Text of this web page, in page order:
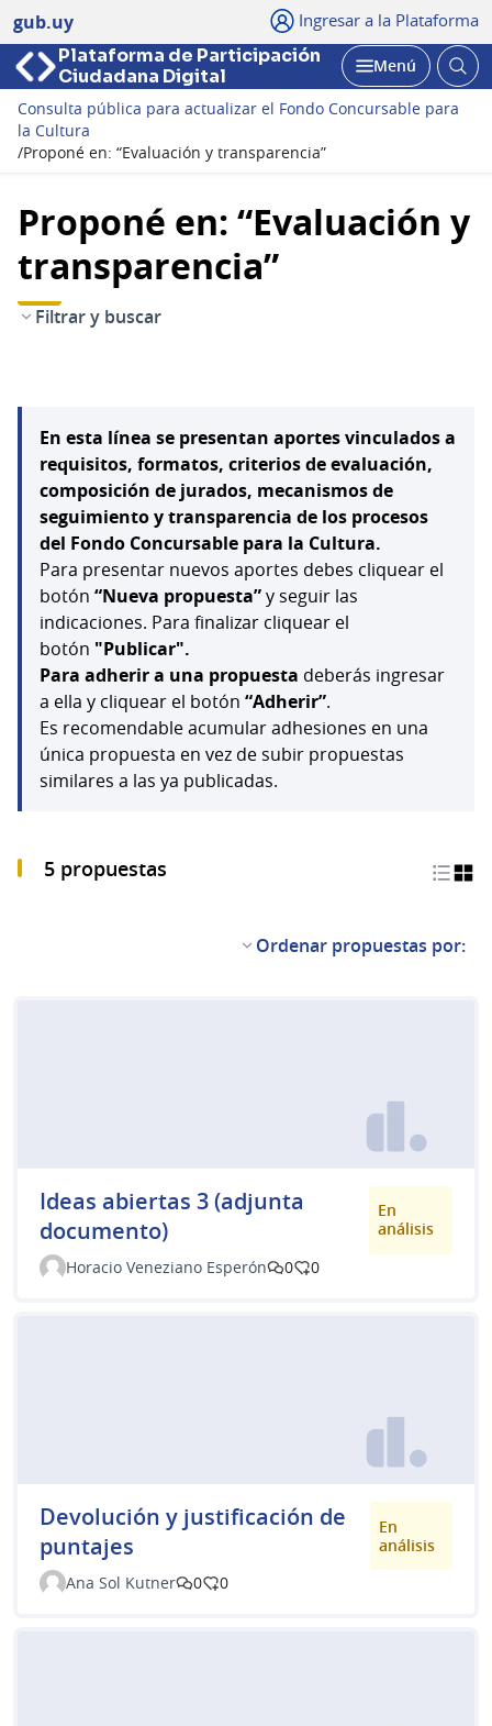
gub.uy Ingresar a la Plataforma
Plataforma de Participación
Ciudadana Digital
Abrir
Menú
Consulta pública para actualizar el Fondo Concursable para
la Cultura
/Proponé en: “Evaluación y transparencia”
Proponé en: “Evaluación y
transparencia”
Filtrar y buscar
En esta línea se presentan aportes vinculados a
requisitos, formatos, criterios de evaluación,
composición de jurados, mecanismos de
seguimiento y transparencia de los procesos
del Fondo Concursable para la Cultura.
Para presentar nuevos aportes debes cliquear el
botón “Nueva propuesta”y seguir las
indicaciones. Para finalizar cliquear el
botón "Publicar".
Para adherir a una propuesta deberás ingresar
a ella y cliquear el botón “Adherir”.
Es recomendable acumular adhesiones en una
única propuesta en vez de subir propuestas
similares a las ya publicadas.
5 propuestas
Ordenar propuestas por:
Ideas abiertas 3 (adjunta
documento)
En
análisis
Horacio Veneziano Esperón
0 0
Devolución y justificación de
puntajes
En
análisis
Ana Sol Kutner
0 0